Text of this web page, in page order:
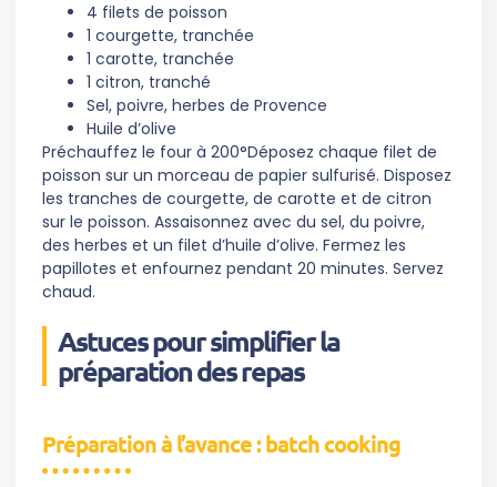
4 filets de poisson
1 courgette, tranchée
1 carotte, tranchée
1 citron, tranché
Sel, poivre, herbes de Provence
Huile d’olive
Préchauffez le four à 200°Déposez chaque filet de
poisson sur un morceau de papier sulfurisé. Disposez
les tranches de courgette, de carotte et de citron
sur le poisson. Assaisonnez avec du sel, du poivre,
des herbes et un filet d’huile d’olive. Fermez les
papillotes et enfournez pendant 20 minutes. Servez
chaud.
Astuces pour simplifier la
préparation des repas
Préparation à l’avance : batch cooking